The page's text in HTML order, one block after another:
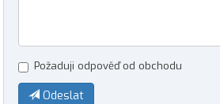
Požaduji odpověď od obchodu
Odeslat